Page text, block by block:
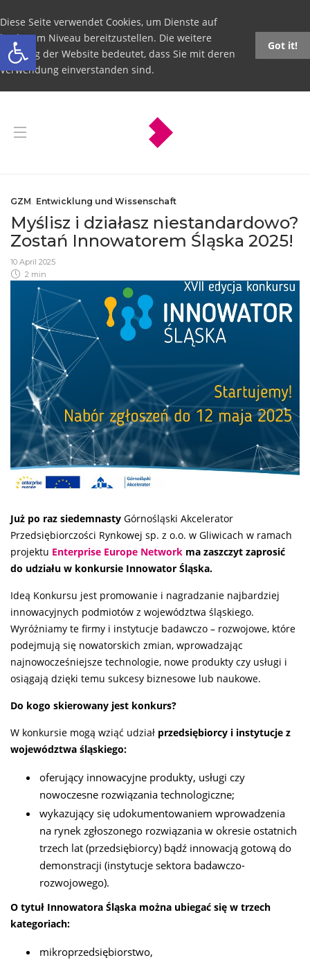
Open toolbar
Diese Seite verwendet Cookies, um Dienste auf
höchstem Niveau bereitzustellen. Die weitere
Nutzung der Website bedeutet, dass Sie mit deren
Verwendung einverstanden sind.
Got it!
GZM, Entwicklung und Wissenschaft
Myślisz i działasz niestandardowo?
Zostań Innowatorem Śląska 2025!
10 April 2025
2 min
Już po raz siedemnasty Górnośląski Akcelerator
Przedsiębiorczości Rynkowej sp. z o.o. w Gliwicach w ramach
projektu Enterprise Europe Network ma zaszczyt zaprosić
do udziału w konkursie Innowator Śląska.
Ideą Konkursu jest promowanie i nagradzanie najbardziej
innowacyjnych podmiotów z województwa śląskiego.
Wyróżniamy te firmy i instytucje badawczo – rozwojowe, które
podejmują się nowatorskich zmian, wprowadzając
najnowocześniejsze technologie, nowe produkty czy usługi i
osiągają dzięki temu sukcesy biznesowe lub naukowe.
Do kogo skierowany jest konkurs?
W konkursie mogą wziąć udział przedsiębiorcy i instytucje z
województwa śląskiego:
oferujący innowacyjne produkty, usługi czy
nowoczesne rozwiązania technologiczne;
wykazujący się udokumentowaniem wprowadzenia
na rynek zgłoszonego rozwiązania w okresie ostatnich
trzech lat (przedsiębiorcy) bądź innowacją gotową do
demonstracji (instytucje sektora badawczo-
rozwojowego).
O tytuł Innowatora Śląska można ubiegać się w trzech
kategoriach:
mikroprzedsiębiorstwo,